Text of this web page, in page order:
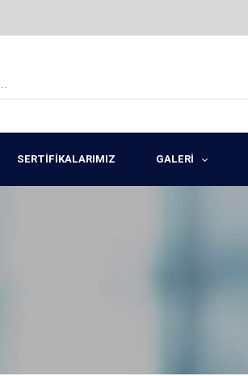
SERTİFİKALARIMIZ GALERİ